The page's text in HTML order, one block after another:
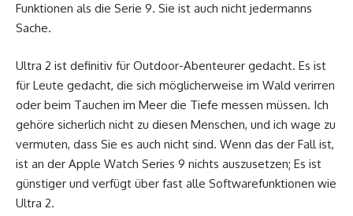
Funktionen als die Serie 9. Sie ist auch nicht jedermanns
Sache.
Ultra 2 ist definitiv für Outdoor-Abenteurer gedacht. Es ist
für Leute gedacht, die sich möglicherweise im Wald verirren
oder beim Tauchen im Meer die Tiefe messen müssen. Ich
gehöre sicherlich nicht zu diesen Menschen, und ich wage zu
vermuten, dass Sie es auch nicht sind. Wenn das der Fall ist,
ist an der Apple Watch Series 9 nichts auszusetzen; Es ist
günstiger und verfügt über fast alle Softwarefunktionen wie
Ultra 2.